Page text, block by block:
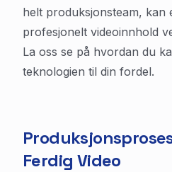
helt produksjonsteam, kan
profesjonelt videoinnhold
La oss se på hvordan du
teknologien til din fordel.
Ferdig Video